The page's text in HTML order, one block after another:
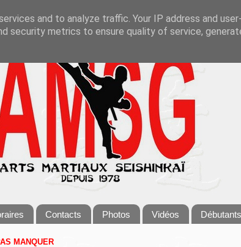
Contacts Photos Vidéos Débutants
MANQUER
and to analyze traffic. Your IP address and
security metrics to ensure quality of service,